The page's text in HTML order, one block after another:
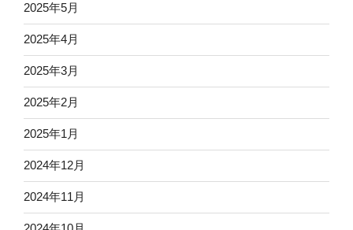
2025年5月
2025年4月
2025年3月
2025年2月
2025年1月
2024年12月
2024年11月